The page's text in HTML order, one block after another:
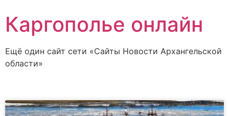
Каргополье онлайн
Ещё один сайт сети «Сайты Новости Архангельской
области»